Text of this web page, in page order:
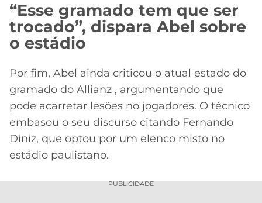
“Esse gramado tem que ser
trocado”, dispara Abel sobre
o estádio
Por fim, Abel ainda criticou o atual estado do
gramado do Allianz , argumentando que
pode acarretar lesões no jogadores. O técnico
embasou o seu discurso citando Fernando
Diniz, que optou por um elenco misto no
estádio paulistano.
PUBLICIDADE